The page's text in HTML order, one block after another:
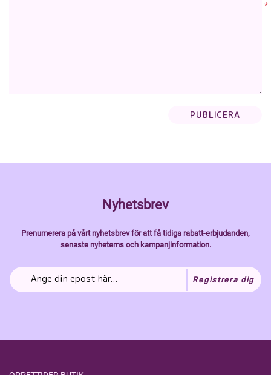
*
Nyhetsbrev
Prenumerera på vårt nyhetsbrev för att få tidiga rabatt-erbjudanden,
senaste nyheterns och kampanjinformation.
Registrera dig